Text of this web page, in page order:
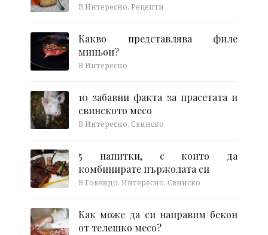
В Интересно, Рецепти
Какво представлява филе
миньон?
В Интересно
10 забавни факта за прасетата и
свинското месо
В Интересно, Свинско
5 напитки, с които да
комбинирате пържолата си
В Говеждо, Интересно, Свинско
Как може да си направим бекон
от телешко месо?